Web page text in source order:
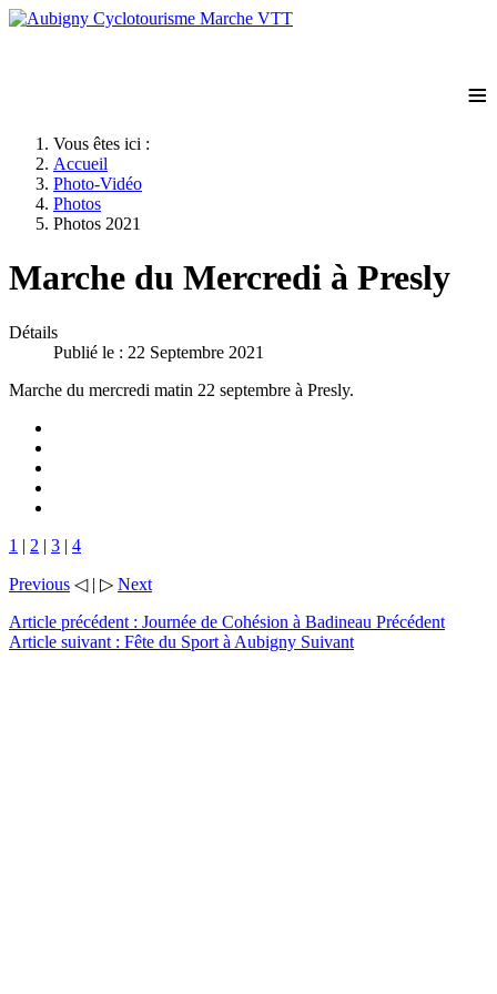
≡
Vous êtes ici :
Accueil
Photo-Vidéo
Photos
Photos 2021
Marche du Mercredi à Presly
Détails
Publié le : 22 Septembre 2021
Marche du mercredi matin 22 septembre à Presly.
1 | 2 | 3 | 4
Previous ◁ | ▷ Next
Article précédent : Journée de Cohésion à Badineau Précédent
Article suivant : Fête du Sport à Aubigny Suivant